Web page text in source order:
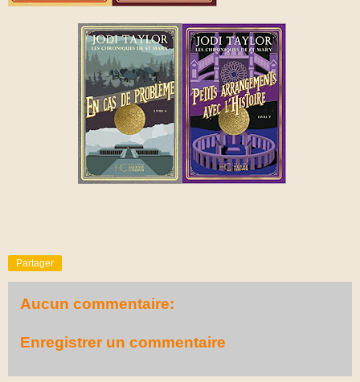
Partager
Aucun commentaire:
Enregistrer un commentaire